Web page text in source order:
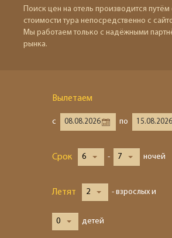
Поиск цен на отель производится путём
стоимости тура непосредственно с
Мы работаем только с надёжными
рынка.
Вылетаем
с по
Срок 6 - 7 ночей
Летят 2 - взрослых и
0 детей